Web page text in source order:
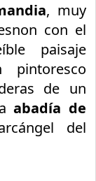
, muy
con el
paisaje
pintoresco
de un
abadía de
del